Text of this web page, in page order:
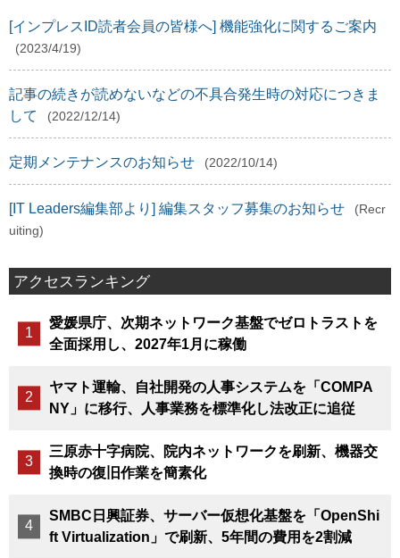
[インプレスID読者会員の皆様へ] 機能強化に関するご案内
(2023/4/19)
記事の続きが読めないなどの不具合発生時の対応につきま
して
(2022/12/14)
定期メンテナンスのお知らせ (2022/10/14)
[IT Leaders編集部より] 編集スタッフ募集のお知らせ
(Recr
uiting)
アクセスランキング
愛媛県庁、次期ネットワーク基盤でゼロトラストを
全面採用し、2027年1月に稼働
ヤマト運輸、自社開発の人事システムを「COMPA
NY」に移行、人事業務を標準化し法改正に追従
三原赤十字病院、院内ネットワークを刷新、機器交
換時の復旧作業を簡素化
SMBC日興証券、サーバー仮想化基盤を「OpenShi
ft Virtualization」で刷新、5年間の費用を2割減